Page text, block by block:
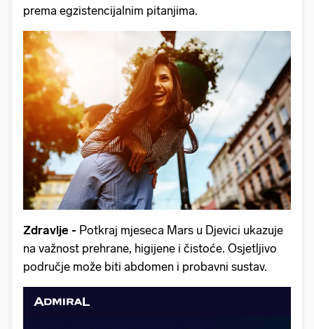
prema egzistencijalnim pitanjima.
Zdravlje - Potkraj mjeseca Mars u Djevici ukazuje
na važnost prehrane, higijene i čistoće. Osjetljivo
područje može biti abdomen i probavni sustav.